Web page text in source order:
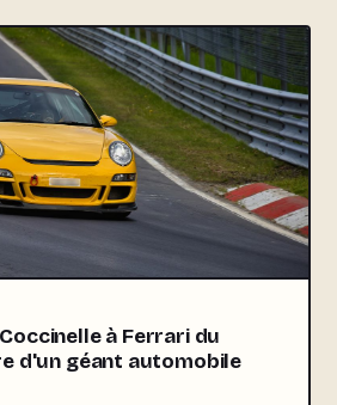
à Ferrari du
d'un géant automobile